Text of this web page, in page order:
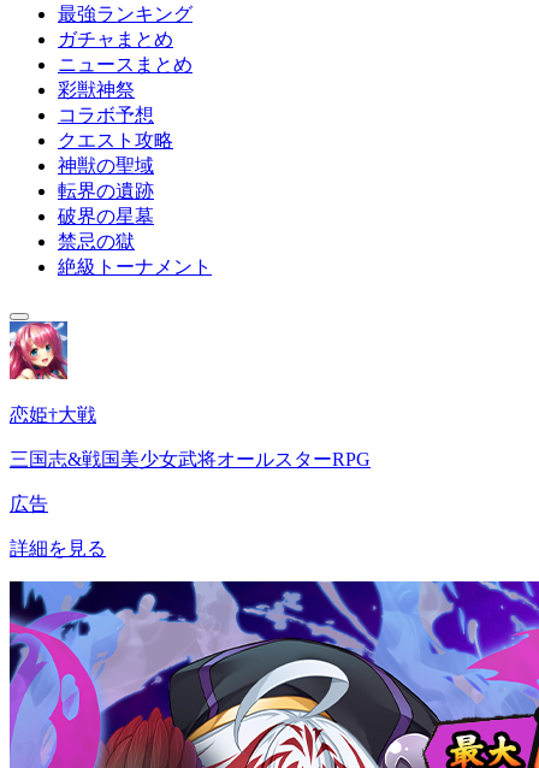
最強ランキング
ガチャまとめ
ニュースまとめ
彩獣神祭
コラボ予想
クエスト攻略
神獣の聖域
転界の遺跡
破界の星墓
禁忌の獄
絶級トーナメント
恋姫†大戦
三国志&戦国美少女武将オールスターRPG
広告
詳細を見る